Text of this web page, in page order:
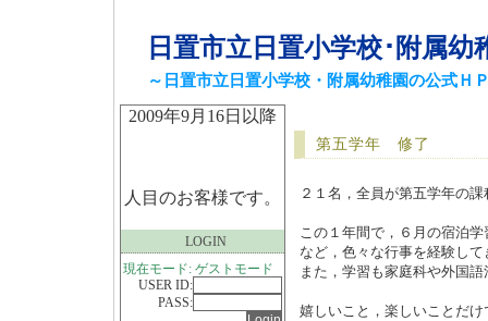
日置市立日置小学校･附属幼
～日置市立日置小学校・附属幼稚園の公式Ｈ
2009年9月16日以降
人目のお客様です。
LOGIN
現在モード: ゲストモード
USER ID:
PASS:
第五学年 修了
２１名，全員が第五学年の
この１年間で，６月の宿泊
など，色々な行事を経験して
また，学習も家庭科や外国
嬉しいこと，楽しいことだ